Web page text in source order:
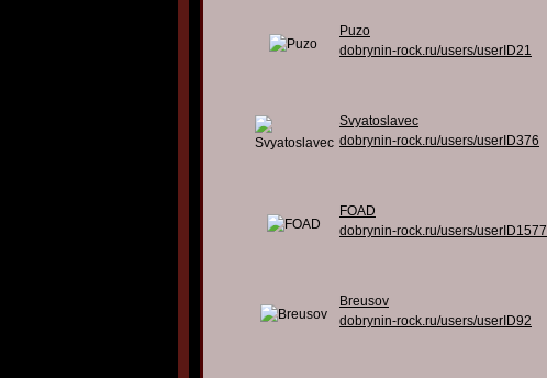
Puzo
dobrynin-rock.ru/users/userID21
Svyatoslavec
dobrynin-rock.ru/users/userID376
FOAD
dobrynin-rock.ru/users/userID1577
Breusov
dobrynin-rock.ru/users/userID92